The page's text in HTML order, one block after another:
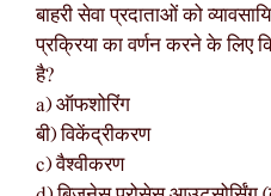
बाहरी सेवा प्रदाताओं को
प्रक्रिया का वर्णन करने के लिए
है?
a) ऑफशोरिंग
बी) विकेंद्रीकरण
c) वैश्वीकरण